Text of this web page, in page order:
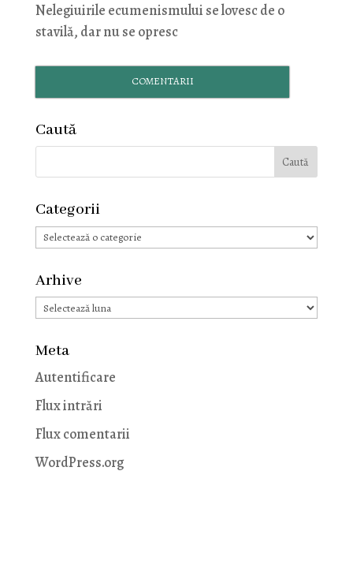
Nelegiuirile ecumenismului se lovesc de o
stavilă, dar nu se opresc
COMENTARII
Caută
Categorii
Categorii
Arhive
Arhive
Meta
Autentificare
Flux intrări
Flux comentarii
WordPress.org